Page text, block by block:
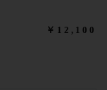
￥12,100